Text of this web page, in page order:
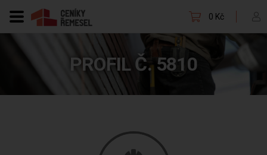
0 Kč
PROFIL Č. 5810